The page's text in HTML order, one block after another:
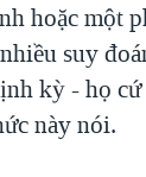
hoặc một
suy
kỳ - họ
này nói.